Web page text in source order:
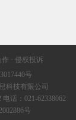
作 · 侵权投诉
号
科技有限公司
话：021-62338062
号